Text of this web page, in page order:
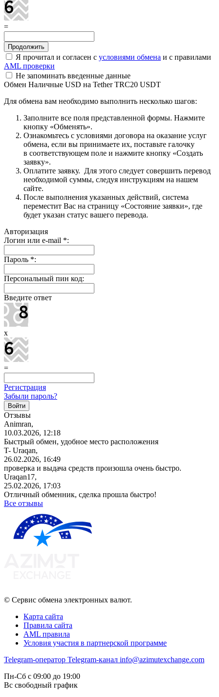
=
Я прочитал и согласен с условиями обмена и с правилами
AML проверки
Не запоминать введенные данные
Обмен Наличные USD на Tether TRC20 USDT
Для обмена вам необходимо выполнить несколько шагов:
Заполните все поля представленной формы. Нажмите
кнопку «Обменять».
Ознакомьтесь с условиями договора на оказание услуг
обмена, если вы принимаете их, поставьте галочку
в соответствующем поле и нажмите кнопку «Создать
заявку».
Оплатите заявку. Для этого следует совершить перевод
необходимой суммы, следуя инструкциям на нашем
сайте.
После выполнения указанных действий, система
переместит Вас на страницу «Состояние заявки», где
будет указан статус вашего перевода.
Авторизация
Логин или e-mail *:
Пароль *:
Персональный пин код:
Введите ответ
x
=
Регистрация
Забыли пароль?
Отзывы
Animran,
10.03.2026, 12:18
Быстрый обмен, удобное место расположения
T- Uraqan,
26.02.2026, 16:49
проверка и выдача средств произошла очень быстро.
Uraqan17,
25.02.2026, 17:03
Отличный обменник, сделка прошла быстро!
Все отзывы
© Сервис обмена электронных валют.
Карта сайта
Правила сайта
AML правила
Условия участия в партнерской программе
Telegram-оператор Telegram-канал info@azimutexchange.com
Пн-Сб с 09:00 до 19:00
Вс свободный график